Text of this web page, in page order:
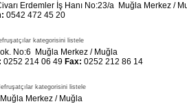
Erdemler İş Hanı No:23/a Muğla Merkez /
0542 472 45 20
kategorisini listele
No:6 Muğla Merkez / Muğla
0252 214 06 49 Fax: 0252 212 86 14
kategorisini listele
Merkez / Muğla